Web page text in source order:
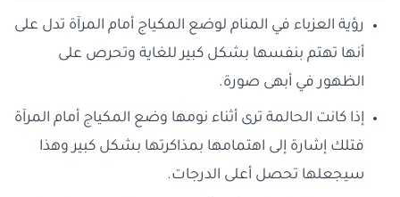
رؤية العزباء في المنام لوضع المكياج أمام المرآة تدل على
أنها تهتم بنفسها بشكل كبير للغاية وتحرص على
الظهور في أبهى صورة.
إذا كانت الحالمة ترى أثناء نومها وضع المكياج أمام المرآة
فتلك إشارة إلى اهتمامها بمذاكرتها بشكل كبير وهذا
سيجعلها تحصل أعلى الدرجات.